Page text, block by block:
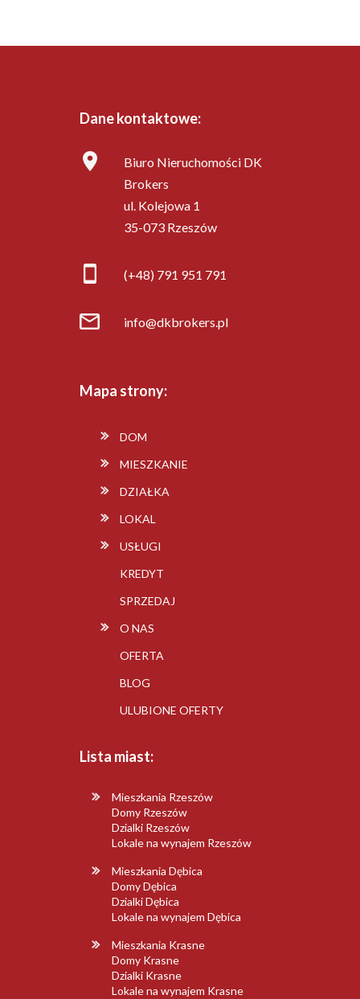
Dane kontaktowe:
Biuro Nieruchomości DK
Brokers
ul. Kolejowa 1
35-073 Rzeszów
(+48) 791 951 791
info@dkbrokers.pl
Mapa strony:
DOM
MIESZKANIE
DZIAŁKA
LOKAL
USŁUGI
KREDYT
SPRZEDAJ
O NAS
OFERTA
BLOG
ULUBIONE OFERTY
Lista miast:
Mieszkania Rzeszów
Domy Rzeszów
Dzialki Rzeszów
Lokale na wynajem Rzeszów
Mieszkania Dębica
Domy Dębica
Dzialki Dębica
Lokale na wynajem Dębica
Mieszkania Krasne
Domy Krasne
Dzialki Krasne
Lokale na wynajem Krasne